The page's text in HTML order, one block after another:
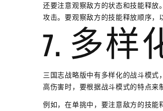
还要注意观察敌方的状态和技能释
攻击。要观察敌方的技能释放顺序，
7. 多样
三国志战略版中有多样化的战斗模
高伤害时，要根据战斗模式的特点来
例如，在单挑中，要注意敌方的技